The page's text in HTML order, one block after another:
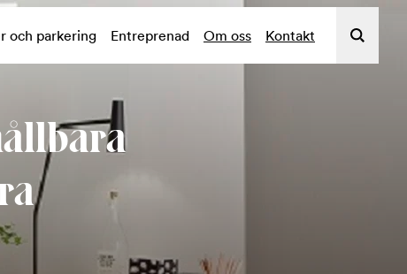
och parkering Entreprenad Om oss Kontakt